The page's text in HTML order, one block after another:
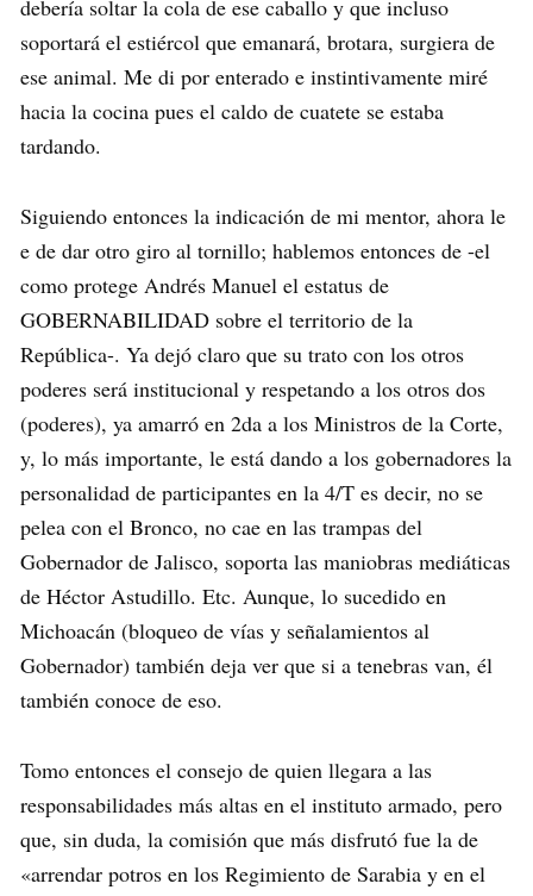
debería soltar la cola de ese caballo y que incluso
soportará el estiércol que emanará, brotara, surgiera de
ese animal. Me di por enterado e instintivamente miré
hacia la cocina pues el caldo de cuatete se estaba
tardando.
Siguiendo entonces la indicación de mi mentor, ahora le
e de dar otro giro al tornillo; hablemos entonces de -el
como protege Andrés Manuel el estatus de
GOBERNABILIDAD sobre el territorio de la
República-. Ya dejó claro que su trato con los otros
poderes será institucional y respetando a los otros dos
(poderes), ya amarró en 2da a los Ministros de la Corte,
y, lo más importante, le está dando a los gobernadores la
personalidad de participantes en la 4/T es decir, no se
pelea con el Bronco, no cae en las trampas del
Gobernador de Jalisco, soporta las maniobras mediáticas
de Héctor Astudillo. Etc. Aunque, lo sucedido en
Michoacán (bloqueo de vías y señalamientos al
Gobernador) también deja ver que si a tenebras van, él
también conoce de eso.
Tomo entonces el consejo de quien llegara a las
responsabilidades más altas en el instituto armado, pero
que, sin duda, la comisión que más disfrutó fue la de
«arrendar potros en los Regimiento de Sarabia y en el